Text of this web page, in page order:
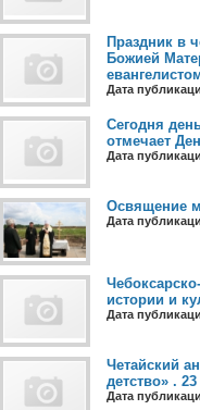
Праздник в
Божией
Дата
Сегодня
отмечает
Дата
Освящение
Дата
истории и
Дата
Четайский
детство» .
Дата